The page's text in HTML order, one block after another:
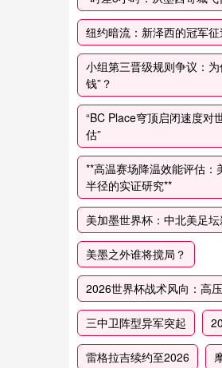
纽约暗流：新泽西的冠军征
小组第三晋级规则争议：
钱”？
“BC Place穹顶启闭速度对
估”
**高温赛场降温效能评估
半径的实证研究**
美加墨世界杯：中北美足
美墨之外谁将搅局？
2026世界杯战术风向：高
三中卫阵型异军突起
雷格拉吉续约至2026